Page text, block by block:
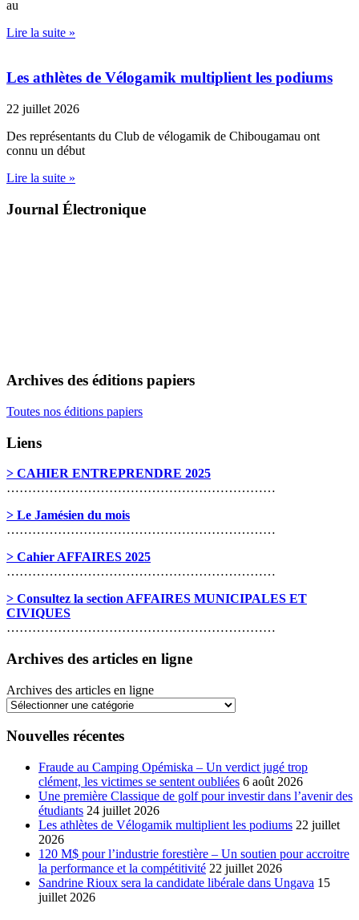
au
Lire la suite »
Les athlètes de Vélogamik multiplient les podiums
22 juillet 2026
Des représentants du Club de vélogamik de Chibougamau ont
connu un début
Lire la suite »
Journal Électronique
Archives des éditions papiers
Toutes nos éditions papiers
Liens
> CAHIER ENTREPRENDRE 2025
………………………………………………………
> Le Jamésien du mois
………………………………………………………
> Cahier AFFAIRES 2025
………………………………………………………
> Consultez la section AFFAIRES MUNICIPALES ET
CIVIQUES
………………………………………………………
Archives des articles en ligne
Archives des articles en ligne
Nouvelles récentes
Fraude au Camping Opémiska – Un verdict jugé trop
clément, les victimes se sentent oubliées 6 août 2026
Une première Classique de golf pour investir dans l’avenir des
étudiants 24 juillet 2026
Les athlètes de Vélogamik multiplient les podiums 22 juillet
2026
120 M$ pour l’industrie forestière – Un soutien pour accroitre
la performance et la compétitivité 22 juillet 2026
Sandrine Rioux sera la candidate libérale dans Ungava 15
juillet 2026